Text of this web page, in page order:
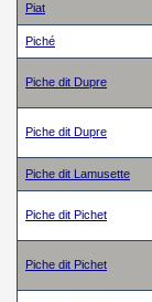
Piat
Piché
Piche dit Dupre
Piche dit Dupre
Piche dit Lamusette
Piche dit Pichet
Piche dit Pichet